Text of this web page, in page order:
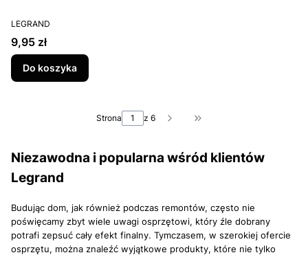
PRODUCENT
LEGRAND
Cena
9,95 zł
Do koszyka
Strona z 6 Przejdź do ostatniej
Niezawodna i popularna wśród klientów
Legrand
Budując dom, jak również podczas remontów, często nie
poświęcamy zbyt wiele uwagi osprzętowi, który źle dobrany
potrafi zepsuć cały efekt finalny. Tymczasem, w szerokiej ofercie
osprzętu, można znaleźć wyjątkowe produkty, które nie tylko